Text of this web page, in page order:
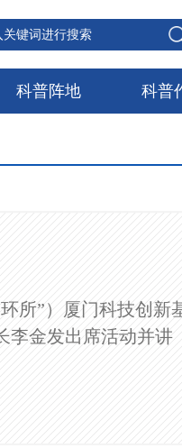
科普阵地 科普
所”）厦门科技创新
李金发出席活动并讲